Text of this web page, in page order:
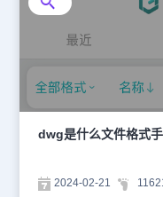
即可打开DWG文件，这
浩辰CAD看图王打开浩辰
手机端、网页端、电脑端
纸和3D模型。在浏览器
【打开文件】，登录账户
议】，点击【选择本地文
要打开的DWG文件即可
店中下载安装浩辰CAD看
【浩辰CAD看图王APP】
下载安装浩辰CAD看图王
dwg是什么文件格式手
2024-02-21